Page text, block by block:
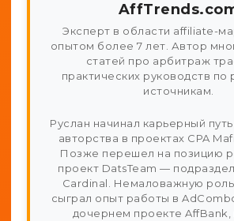
Эксперт в области affiliate-
опытом более 7 лет. Автор
статей про арбитраж
практических руководств
источникам.
Руслан начинал карьерный путь
авторства в проектах CPA
Позже перешел на позицию
проект DatsTeam —
Cardinal. Немаловажную
сыграл опыт работы в
дочернем проекте AffBank,